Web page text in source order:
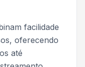
facilidade
oferecendo
até